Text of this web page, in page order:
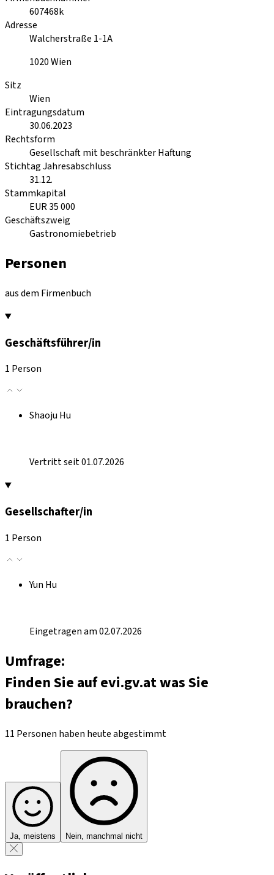
607468k
Adresse
Walcherstraße 1-1A
1020Wien
Sitz
Wien
Eintragungsdatum
30.06.2023
Rechtsform
Gesellschaft mit beschränkter Haftung
Stichtag Jahresabschluss
31.12.
Stammkapital
EUR 35 000
Geschäftszweig
Gastronomiebetrieb
Personen
aus dem Firmenbuch
Geschäftsführer/in
1 Person
Shaoju Hu
Vertritt seit 01.07.2026
Gesellschafter/in
1 Person
Yun Hu
Eingetragen am 02.07.2026
Umfrage:
Finden Sie auf evi.gv.at was Sie
brauchen?
11 Personen haben heute abgestimmt
Ja, meistens Nein, manchmal nicht